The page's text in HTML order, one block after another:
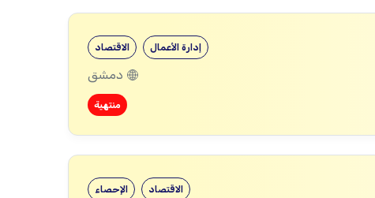
الاقتصاد إدارة الأعمال
دمشق
منتهية
الإحصاء الاقتصاد